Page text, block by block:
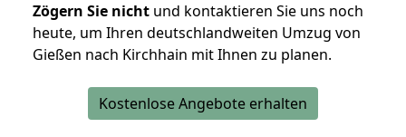
Zögern Sie nicht und kontaktieren Sie uns noch
heute, um Ihren deutschlandweiten Umzug von
Gießen nach Kirchhain mit Ihnen zu planen.
Kostenlose Angebote erhalten